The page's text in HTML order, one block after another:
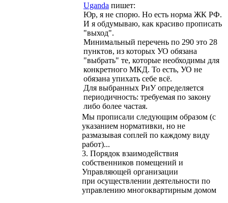
Uganda пишет:
Юр, я не спорю. Но есть норма ЖК РФ.
И я обдумываю, как красиво прописать
"выход".
Минимальный перечень по 290 это 28
пунктов, из которых УО обязана
"выбрать" те, которые необходимы для
конкретного МКД. То есть, УО не
обязана упихать себе всё.
Для выбранных РиУ определяется
периодичность: требуемая по закону
либо более частая.
Мы прописали следующим образом (с
указанием нормативки, но не
размазывая соплей по каждому виду
работ)...
3. Порядок взаимодействия
собственников помещений и
Управляющей организации
при осуществлении деятельности по
управлению многоквартирным домом